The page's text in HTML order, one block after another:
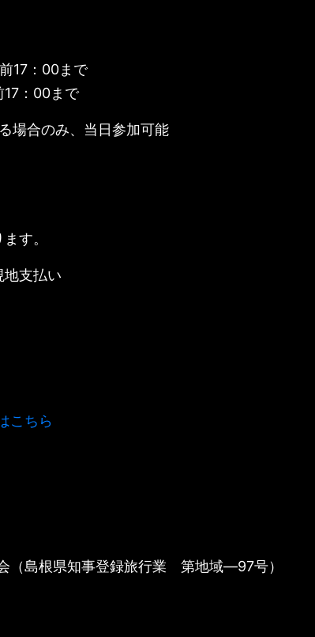
17：00まで
17：00まで
場合のみ、当日参加可能
す。
地支払い
こちら
（島根県知事登録旅行業 第地域―97号）